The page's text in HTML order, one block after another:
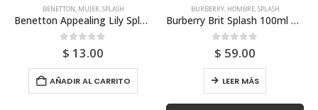
BENETTON, MUJER,SPLASH
Benetton Appealing Lily Splash 250ml Para Mujer
0out of 5
$ 13.00
AÑADIR AL CARRITO
BURBERRY, HOMBRE,SPLASH
Burberry Brit Splash 100ml Para Hombre
0out of 5
$ 59.00
LEER MÁS